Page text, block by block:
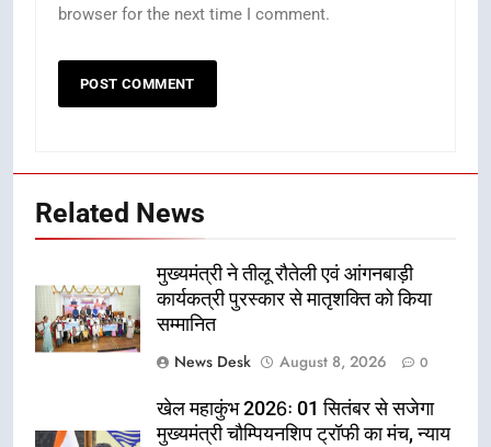
browser for the next time I comment.
Related News
मुख्यमंत्री ने तीलू रौतेली एवं आंगनबाड़ी
कार्यकत्री पुरस्कार से मातृशक्ति को किया
सम्मानित
News Desk
August 8, 2026 0
खेल महाकुंभ 2026ः 01 सितंबर से सजेगा
मुख्यमंत्री चौम्पियनशिप ट्रॉफी का मंच, न्याय